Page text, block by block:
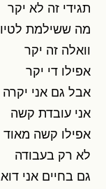
תגידי זה לא יקר
מה ששילמת
וואלה זה יקר
אפילו די יקר
אבל גם אני יקרה
אני עובדת קשה
אפילו קשה מאוד
לא רק בעבודה
גם בחיים אני